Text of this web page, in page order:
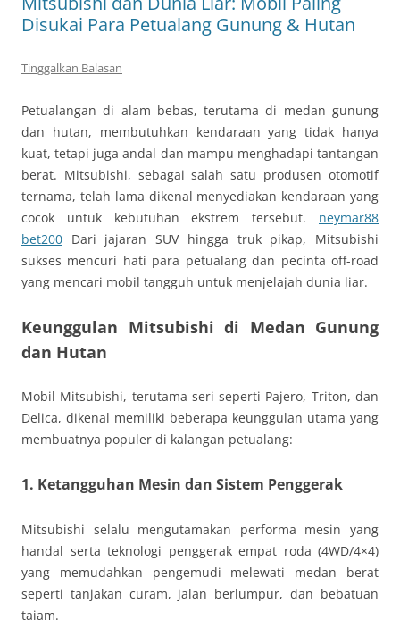
Disukai Para Petualang Gunung & Hutan
Tinggalkan Balasan
Petualangan di alam bebas, terutama di medan gunung
dan hutan, membutuhkan kendaraan yang tidak hanya
kuat, tetapi juga andal dan mampu menghadapi tantangan
berat. Mitsubishi, sebagai salah satu produsen otomotif
ternama, telah lama dikenal menyediakan kendaraan yang
cocok untuk kebutuhan ekstrem tersebut. neymar88
bet200 Dari jajaran SUV hingga truk pikap, Mitsubishi
sukses mencuri hati para petualang dan pecinta off-road
yang mencari mobil tangguh untuk menjelajah dunia liar.
Keunggulan Mitsubishi di Medan Gunung
dan Hutan
Mobil Mitsubishi, terutama seri seperti Pajero, Triton, dan
Delica, dikenal memiliki beberapa keunggulan utama yang
membuatnya populer di kalangan petualang:
1. Ketangguhan Mesin dan Sistem Penggerak
Mitsubishi selalu mengutamakan performa mesin yang
handal serta teknologi penggerak empat roda (4WD/4×4)
yang memudahkan pengemudi melewati medan berat
seperti tanjakan curam, jalan berlumpur, dan bebatuan
tajam.